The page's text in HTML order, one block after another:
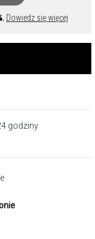
Dowiedz się więcej
godziny